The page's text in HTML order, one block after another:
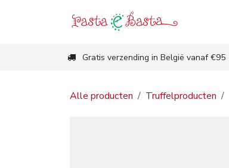
Gratis verzending in België vanaf €95
Alle producten Truffelproducten